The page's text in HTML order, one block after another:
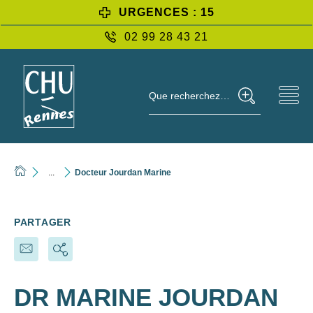
URGENCES : 15
02 99 28 43 21
Que recherchez-vous ?
Docteur Jourdan Marine
DR MARINE JOURDAN
PARTAGER